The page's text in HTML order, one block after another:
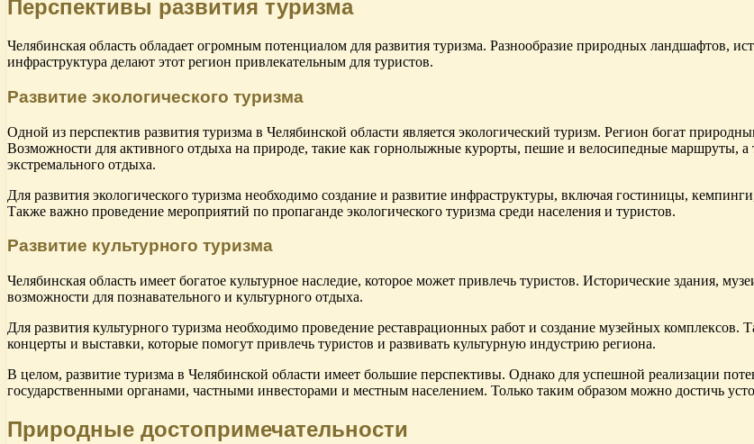
Перспективы развития туризма
Челябинская область обладает огромным потенциалом для развития туризма. Разнообразие природных ландшафтов,
инфраструктура делают этот регион привлекательным для туристов.
Развитие экологического туризма
Одной из перспектив развития туризма в Челябинской области является экологический туризм. Регион богат
Возможности для активного отдыха на природе, такие как горнолыжные курорты, пешие и велосипедные маршруты,
экстремального отдыха.
Для развития экологического туризма необходимо создание и развитие инфраструктуры, включая гостиницы,
Также важно проведение мероприятий по пропаганде экологического туризма среди населения и туристов.
Развитие культурного туризма
Челябинская область имеет богатое культурное наследие, которое может привлечь туристов. Исторические здания,
возможности для познавательного и культурного отдыха.
Для развития культурного туризма необходимо проведение реставрационных работ и создание музейных
концерты и выставки, которые помогут привлечь туристов и развивать культурную индустрию региона.
В целом, развитие туризма в Челябинской области имеет большие перспективы. Однако для успешной реализации
государственными органами, частными инвесторами и местным населением. Только таким образом можно достичь
Природные достопримечательности